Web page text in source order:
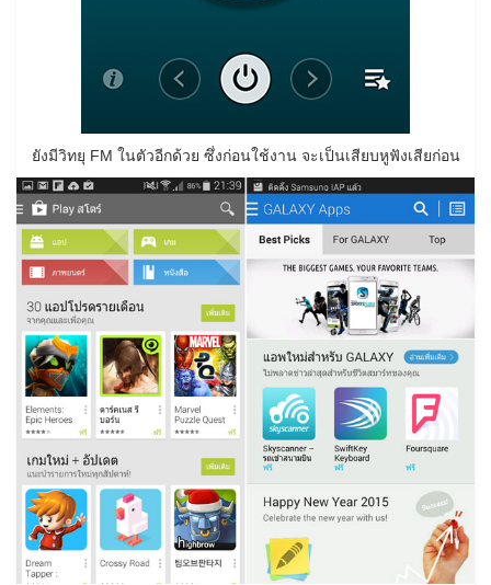
ยังมีวิทยุ FM ในตัวอีกด้วย ซึ่งก่อนใช้งาน จะเป็นเสียบหูฟังเสียก่อน